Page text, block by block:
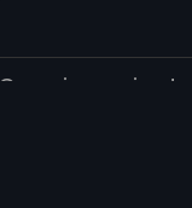
Coppia